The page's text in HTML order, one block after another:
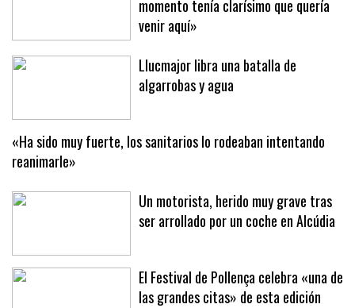
momento tenía clarísimo que quería
venir aquí»
Llucmajor libra una batalla de
algarrobas y agua
«Ha sido muy fuerte, los sanitarios lo rodeaban intentando
reanimarle»
Un motorista, herido muy grave tras
ser arrollado por un coche en Alcúdia
El Festival de Pollença celebra «una de
las grandes citas» de esta edición